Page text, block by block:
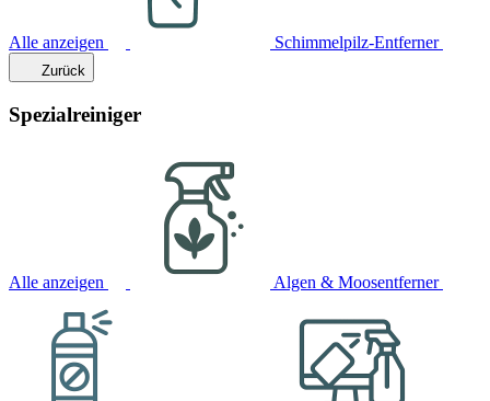
Alle anzeigen Schimmelpilz-Entferner
Zurück
Spezialreiniger
Alle anzeigen Algen & Moosentferner